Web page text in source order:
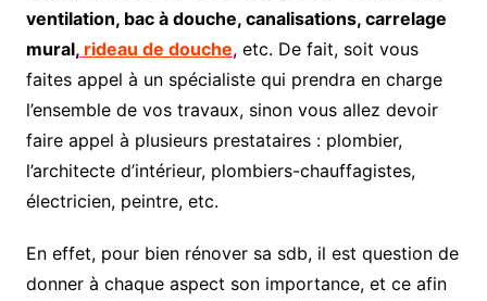
ventilation, bac à douche, canalisations, carrelage
mural,rideau de douche, etc. De fait, soit vous
faites appel à un spécialiste qui prendra en charge
l’ensemble de vos travaux, sinon vous allez devoir
faire appel à plusieurs prestataires : plombier,
l’architecte d’intérieur, plombiers-chauffagistes,
électricien, peintre, etc.
En effet, pour bien rénover sa sdb, il est question de
donner à chaque aspect son importance, et ce afin